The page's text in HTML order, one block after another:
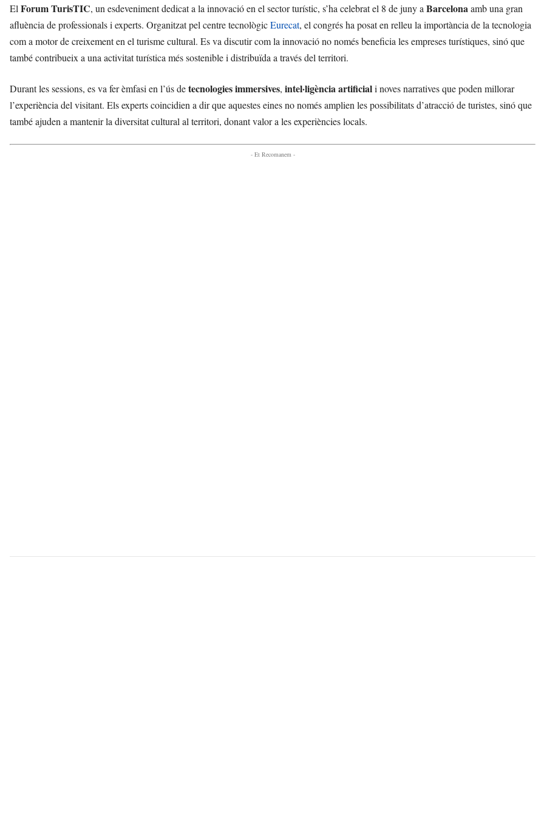
ElForum TurisTIC, un esdeveniment dedicat a la innovació en el sector turístic, s’ha celebrat el 8 de juny aBarcelonaamb una gran
afluència de professionals i experts. Organitzat pel centre tecnològicEurecat, el congrés ha posat en relleu la importància de la tecnologia
com a motor de creixement en el turisme cultural. Es va discutir com la innovació no només beneficia les empreses turístiques, sinó que
també contribueix a una activitat turística més sostenible i distribuïda a través del territori.
Durant les sessions, es va fer èmfasi en l’ús detecnologies immersives, intel·ligència artificiali noves narratives que poden millorar
l’experiència del visitant. Els experts coincidien a dir que aquestes eines no només amplien les possibilitats d’atracció de turistes, sinó que
també ajuden a mantenir la diversitat cultural al territori, donant valor a les experiències locals.
- Et Recomanem -